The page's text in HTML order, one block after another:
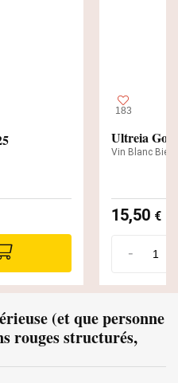
183
Ultreia
Vin Blanc
15,50 €
-
(et que personne
rouges structurés,